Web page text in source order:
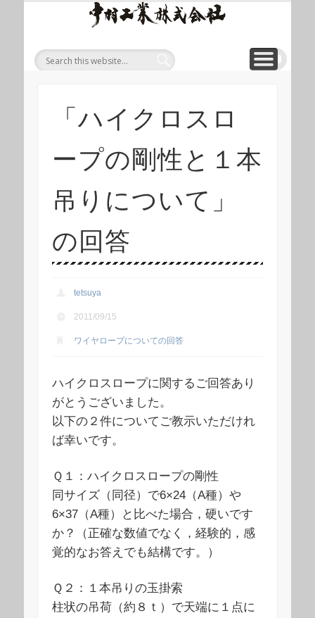
ープ
等重
製品
総合
業株
CORPORATE 会社概要
WIREROPE ワイヤロープについて
MODULIFT モジュリフト
PRODUCT 製品
ONLINE SHOP 「ロープくん」ECショップ
CONTACT お問い合わせ
「ハイクロスロ
ープの剛性と１本
吊りについて」
の回答
tetsuya
2011/09/15
ワイヤロープについての回答
ハイクロスロープに関するご回答あり
がとうございました。
以下の２件についてご教示いただけれ
ば幸いです。
Ｑ１：ハイクロスロープの剛性
同サイズ（同径）で6×24（A種）や
6×37（A種）と比べた場合，硬いです
か？（正確な数値でなく，経験的，感
覚的なお答えでも結構です。）
Ｑ２：１本吊りの玉掛索
柱状の吊荷（約８ｔ）で天端に１点に